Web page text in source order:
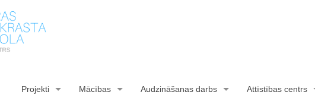
Projekti Mācības Audzināšanas darbs Attīstības centrs